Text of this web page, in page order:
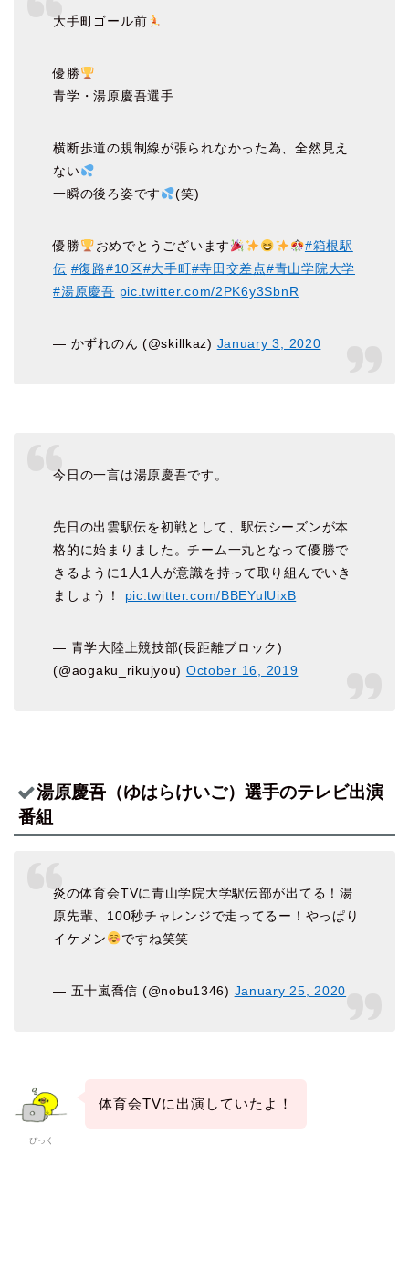
大手町ゴール前
優勝
青学・湯原慶吾選手
横断歩道の規制線が張られなかった為、全然見え
ない
一瞬の後ろ姿です
(笑)
優勝 おめでとうございます
#箱根駅
伝 #復路#10区#大手町#寺田交差点#青山学院大学
#湯原慶吾 pic.twitter.com/2PK6y3SbnR
— かずれのん (@skillkaz) January 3, 2020
今日の一言は湯原慶吾です。
先日の出雲駅伝を初戦として、駅伝シーズンが本
格的に始まりました。チーム一丸となって優勝で
きるように1人1人が意識を持って取り組んでいき
ましょう！ pic.twitter.com/BBEYulUixB
— 青学大陸上競技部(長距離ブロック)
(@aogaku_rikujyou) October 16, 2019
湯原慶吾（ゆはらけいご）選手のテレビ出演
番組
炎の体育会TVに青山学院大学駅伝部が出てる！湯
原先輩、100秒チャレンジで走ってるー！やっぱり
イケメン
ですね笑笑
— 五十嵐喬信 (@nobu1346) January 25, 2020
ぴっく
体育会TVに出演していたよ！